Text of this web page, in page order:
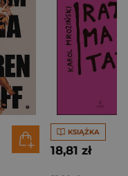
KSIĄŻKA
18,81 zł